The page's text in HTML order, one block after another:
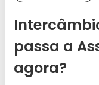
passa a
agora?